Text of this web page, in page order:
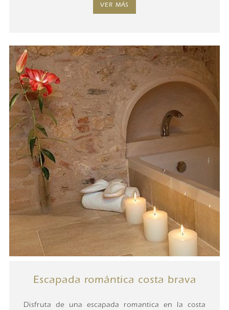
VER MÁS
Escapada romántica costa brava
Disfruta de una escapada romantica en la costa